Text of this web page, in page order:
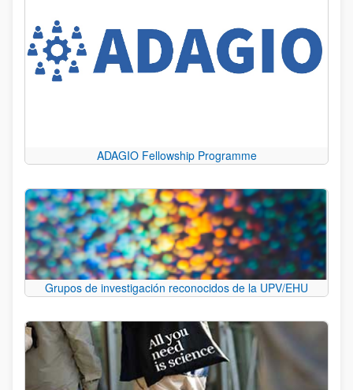
ADAGIO Fellowship Programme
Grupos de investigación reconocidos de la UPV/EHU